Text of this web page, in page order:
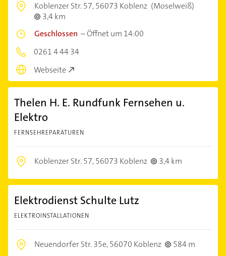
Koblenzer Str. 57,56073 Koblenz (Moselweiß)
3,4 km
Geschlossen –Öffnet um 14:00
0261 4 44 34
Webseite
Thelen H. E. Rundfunk Fernsehen u.
Elektro
FERNSEHREPARATUREN
Koblenzer Str. 57,56073 Koblenz 3,4 km
Elektrodienst Schulte Lutz
ELEKTROINSTALLATIONEN
Neuendorfer Str. 35e,56070 Koblenz
584 m